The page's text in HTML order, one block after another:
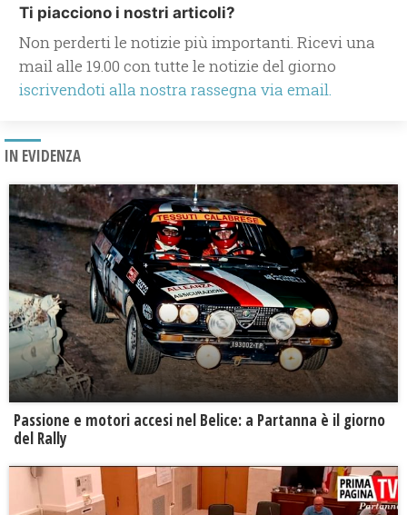
Ti piacciono i nostri articoli?
Non perderti le notizie più importanti. Ricevi una
mail alle 19.00 con tutte le notizie del giorno
iscrivendoti alla nostra rassegna via email.
IN EVIDENZA
Passione e motori accesi nel Belice: a Partanna è il giorno
del Rally